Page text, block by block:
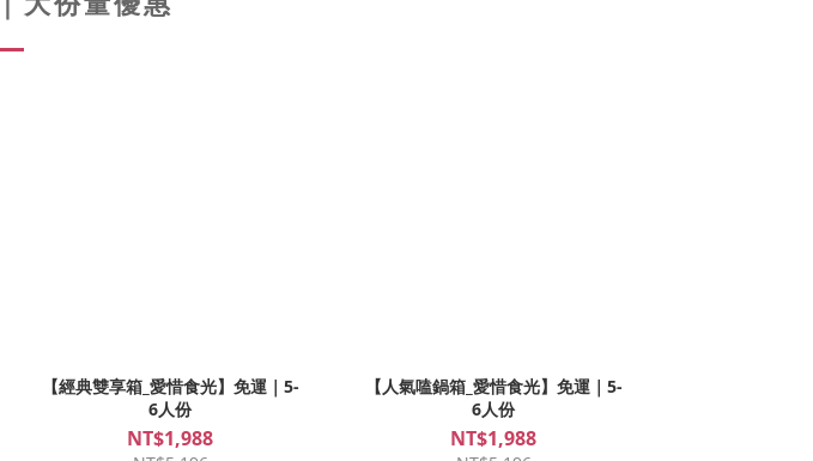
【經典雙享箱_愛惜食光】免運｜5-
6人份
NT$1,988
【人氣嗑鍋箱_愛惜食光】免運｜5-
6人份
NT$1,988